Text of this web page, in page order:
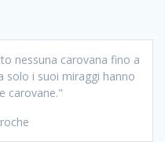
nessuna carovana fino a
solo i suoi miraggi hanno
carovane."